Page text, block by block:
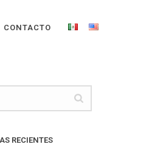
CONTACTO
RECIENTES